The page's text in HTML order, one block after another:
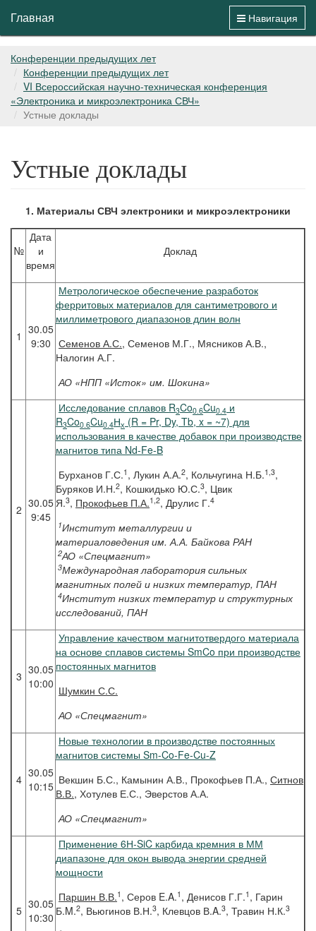
Навигация
Главная
Конференции предыдущих лет
Конференции предыдущих лет
VI Всероссийская научно-техническая конференция
«Электроника и микроэлектроника СВЧ»
Устные доклады
Устные доклады
1. Материалы СВЧ электроники и микроэлектроники
№
Дата
и
время
Доклад
1 30.05
9:30
Метрологическое обеспечение разработок
ферритовых материалов для сантиметрового и
миллиметрового диапазонов длин волн
Семенов А.С., Семенов М.Г., Мясников А.В.,
Налогин А.Г.
АО «НПП «Исток» им. Шокина»
2 30.05
9:45
Исследование сплавов R3Co0.6Cu0.4 и
R3Co0.6Cu0.4Нх (R = Pr, Dy, Tb, x = ~7) для
использования в качестве добавок при производстве
магнитов типа Nd-Fe-B
Бурханов Г.С.1 , Лукин А.А.2, Кольчугина Н.Б.1,3,
Буряков И.Н.2, Кошкидько Ю.С.3, Цвик
Я.3, Прокофьев П.А.1,2, Друлис Г.4
1Институт металлургии и
материаловедения им. А.А. Байкова РАН
2АО «Спецмагнит»
3Международная лаборатория сильных
магнитных полей и низких температур, ПАН
4Институт низких температур и структурных
исследований, ПАН
3 30.05
10:00
Управление качеством магнитотвердого материала
на основе сплавов системы SmCo при производстве
постоянных магнитов
Шумкин С.С.
АО «Спецмагнит»
4 30.05
10:15
Новые технологии в производстве постоянных
магнитов системы Sm-Co-Fe-Cu-Z
Векшин Б.С., Камынин А.В., Прокофьев П.А., Ситнов
В.В., Хотулев Е.С., Эверстов А.А.
АО «Спецмагнит»
5 30.05
10:30
Применение 6Н-SiC карбида кремния в ММ
диапазоне для окон вывода энергии средней
мощности
Паршин В.В.1 , Серов E.A.1 , Денисов Г.Г.1 , Гарин
Б.M.2, Вьюгинов В.Н.3, Клевцов В.A.3, Травин Н.К.3